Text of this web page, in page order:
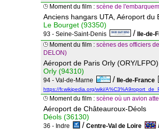
Moment du film : scène de
Anciens hangars UTA, Aéroport du
Le Bourget (93350)
93 - Seine-Saint-Denis / Ile-de-
Moment du film : scènes des officiers
DELON)
Aéroport de Paris Orly (ORY/LFPO)
Orly (94310)
94 - Val-de-Marne / Ile-de-France
https://fr.wikipedia.org/wiki/
Moment du film : scène où un avion
Aéroport de Châteauroux-Déols
Déols (36130)
36 - Indre / Centre-Val de Loire